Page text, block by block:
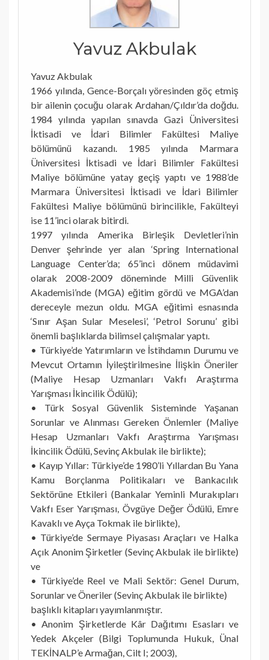
Yavuz Akbulak
Yavuz Akbulak
1966 yılında, Gence-Borçalı yöresinden göç etmiş
bir ailenin çocuğu olarak Ardahan/Çıldır’da doğdu.
1984 yılında yapılan sınavda Gazi Üniversitesi
İktisadi ve İdari Bilimler Fakültesi Maliye
bölümünü kazandı. 1985 yılında Marmara
Üniversitesi İktisadi ve İdari Bilimler Fakültesi
Maliye bölümüne yatay geçiş yaptı ve 1988’de
Marmara Üniversitesi İktisadi ve İdari Bilimler
Fakültesi Maliye bölümünü birincilikle, Fakülteyi
ise 11’inci olarak bitirdi.
1997 yılında Amerika Birleşik Devletleri’nin
Denver şehrinde yer alan ‘Spring International
Language Center’da; 65’inci dönem müdavimi
olarak 2008-2009 döneminde Milli Güvenlik
Akademisi’nde (MGA) eğitim gördü ve MGA’dan
dereceyle mezun oldu. MGA eğitimi esnasında
‘Sınır Aşan Sular Meselesi’, ‘Petrol Sorunu’ gibi
önemli başlıklarda bilimsel çalışmalar yaptı.
• Türkiye’de Yatırımların ve İstihdamın Durumu ve
Mevcut Ortamın İyileştirilmesine İlişkin Öneriler
(Maliye Hesap Uzmanları Vakfı Araştırma
Yarışması İkincilik Ödülü);
• Türk Sosyal Güvenlik Sisteminde Yaşanan
Sorunlar ve Alınması Gereken Önlemler (Maliye
Hesap Uzmanları Vakfı Araştırma Yarışması
İkincilik Ödülü, Sevinç Akbulak ile birlikte);
• Kayıp Yıllar: Türkiye’de 1980’li Yıllardan Bu Yana
Kamu Borçlanma Politikaları ve Bankacılık
Sektörüne Etkileri (Bankalar Yeminli Murakıpları
Vakfı Eser Yarışması, Övgüye Değer Ödülü, Emre
Kavaklı ve Ayça Tokmak ile birlikte),
• Türkiye’de Sermaye Piyasası Araçları ve Halka
Açık Anonim Şirketler (Sevinç Akbulak ile birlikte)
ve
• Türkiye’de Reel ve Mali Sektör: Genel Durum,
Sorunlar ve Öneriler (Sevinç Akbulak ile birlikte)
başlıklı kitapları yayımlanmıştır.
• Anonim Şirketlerde Kâr Dağıtımı Esasları ve
Yedek Akçeler (Bilgi Toplumunda Hukuk, Ünal
TEKİNALP’e Armağan, Cilt I; 2003),